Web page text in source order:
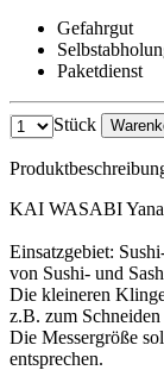
Gefahrgut
Paketdienst
Stück
KAI WASABI
Einsatzgebiet:
von Sushi- und
Die kleineren
z.B. zum
Die Messergröße
entsprechen.